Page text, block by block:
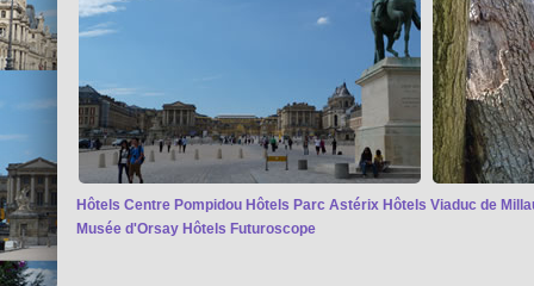
Hôtels Centre Pompidou Hôtels Parc Astérix Hôtels Viaduc de
Musée d'Orsay Hôtels Futuroscope